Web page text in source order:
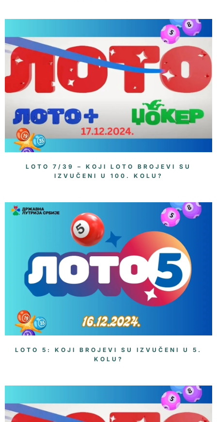
LOTO 7/39 – KOJI LOTO BROJEVI SU
IZVUČENI U 100. KOLU?
LOTO 5: KOJI BROJEVI SU IZVUČENI U 5.
KOLU?